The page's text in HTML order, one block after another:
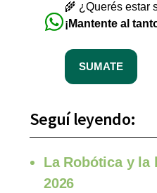
🌾 ¿Querés estar
¡Mantente al
SUMATE
Seguí leyendo:
La Robótica y la
2026